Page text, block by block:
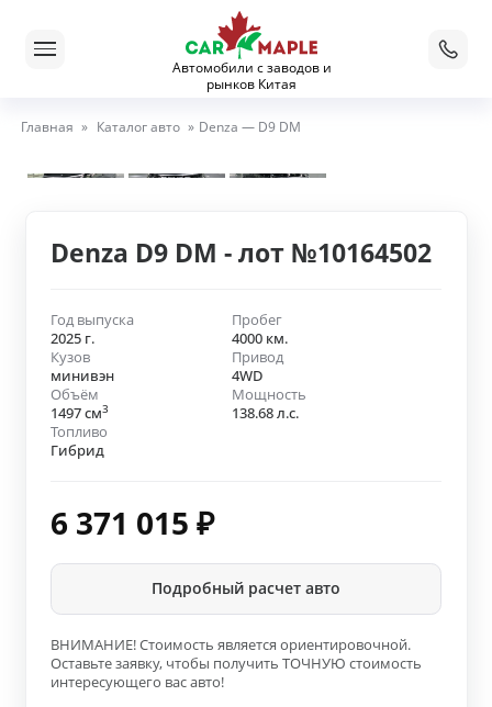
Автомобили с заводов и
рынков Китая
Главная » Каталог авто » Denza — D9 DM
Denza D9 DM - лот №10164502
Год выпуска
2025 г.
Пробег
4000 км.
Кузов
минивэн
Привод
4WD
Объём
1497 см3
Мощность
138.68 л.с.
Топливо
Гибрид
6 371 015 ₽
Подробный расчет авто
ВНИМАНИЕ! Стоимость является ориентировочной.
Оставьте заявку, чтобы получить ТОЧНУЮ стоимость
интересующего вас авто!